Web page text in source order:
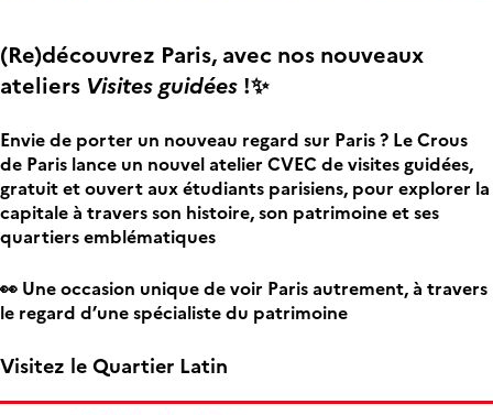
(Re)découvrez Paris, avec nos nouveaux
ateliers Visites guidées !✨
Envie de porter un nouveau regard sur Paris ? Le Crous
de Paris lance un nouvel atelier CVEC de visites guidées,
gratuit et ouvert aux étudiants parisiens, pour explorer la
capitale à travers son histoire, son patrimoine et ses
quartiers emblématiques
👀 Une occasion unique de voir Paris autrement, à travers
le regard d’une spécialiste du patrimoine
Visitez le Quartier Latin